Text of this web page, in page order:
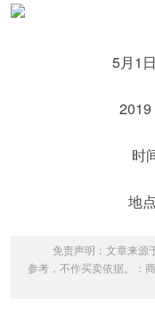
5月1日
2019
时间
地点
免责声明：文章来源
参考，不作买卖依据。：